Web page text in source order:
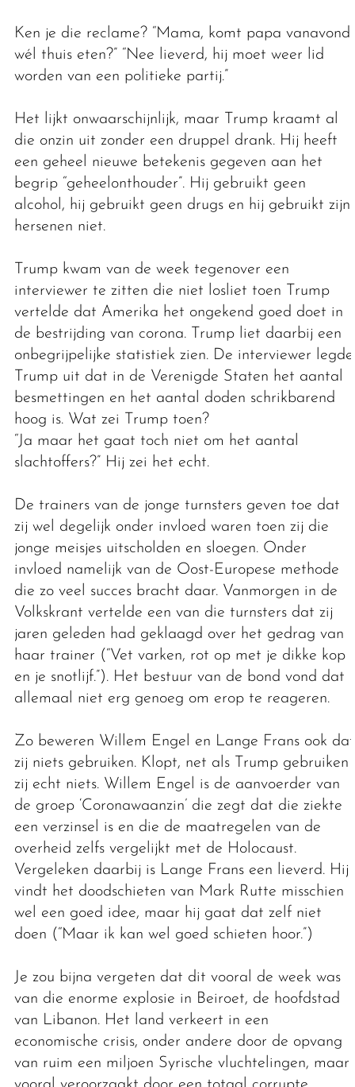
Ken je die reclame? “Mama, komt papa vanavond
wél thuis eten?” “Nee lieverd, hij moet weer lid
worden van een politieke partij.”
Het lijkt onwaarschijnlijk, maar Trump kraamt al
die onzin uit zonder een druppel drank. Hij heeft
een geheel nieuwe betekenis gegeven aan het
begrip “geheelonthouder”. Hij gebruikt geen
alcohol, hij gebruikt geen drugs en hij gebruikt zijn
hersenen niet.
Trump kwam van de week tegenover een
interviewer te zitten die niet losliet toen Trump
vertelde dat Amerika het ongekend goed doet in
de bestrijding van corona. Trump liet daarbij een
onbegrijpelijke statistiek zien. De interviewer legde
Trump uit dat in de Verenigde Staten het aantal
besmettingen en het aantal doden schrikbarend
hoog is. Wat zei Trump toen?
“Ja maar het gaat toch niet om het aantal
slachtoffers?” Hij zei het echt.
De trainers van de jonge turnsters geven toe dat
zij wel degelijk onder invloed waren toen zij die
jonge meisjes uitscholden en sloegen. Onder
invloed namelijk van de Oost-Europese methode
die zo veel succes bracht daar. Vanmorgen in de
Volkskrant vertelde een van die turnsters dat zij
jaren geleden had geklaagd over het gedrag van
haar trainer (“Vet varken, rot op met je dikke kop
en je snotlijf.”). Het bestuur van de bond vond dat
allemaal niet erg genoeg om erop te reageren.
Zo beweren Willem Engel en Lange Frans ook dat
zij niets gebruiken. Klopt, net als Trump gebruiken
zij echt niets. Willem Engel is de aanvoerder van
de groep ‘Coronawaanzin’ die zegt dat die ziekte
een verzinsel is en die de maatregelen van de
overheid zelfs vergelijkt met de Holocaust.
Vergeleken daarbij is Lange Frans een lieverd. Hij
vindt het doodschieten van Mark Rutte misschien
wel een goed idee, maar hij gaat dat zelf niet
doen (“Maar ik kan wel goed schieten hoor.”)
Je zou bijna vergeten dat dit vooral de week was
van die enorme explosie in Beiroet, de hoofdstad
van Libanon. Het land verkeert in een
economische crisis, onder andere door de opvang
van ruim een miljoen Syrische vluchtelingen, maar